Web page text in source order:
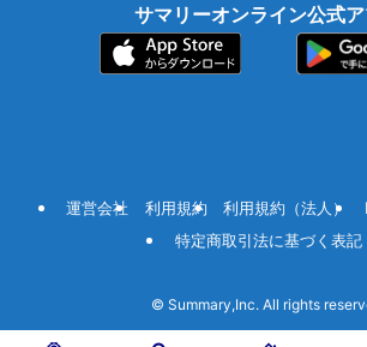
サマリーオンライン公式ア
運営会社 利用規約 利用規約（法人）
特定商取引法に基づく表記
© Summary,Inc. All rights